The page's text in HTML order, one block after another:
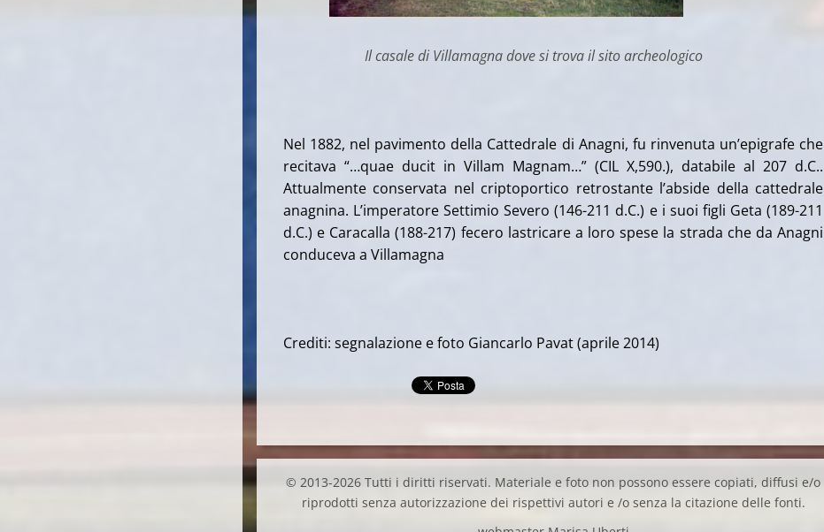
Il casale di Villamagna dove si trova il sito archeologico
Nel 1882, nel pavimento della Cattedrale di Anagni, fu rinvenuta un’epigrafe che
recitava “…quae ducit in Villam Magnam…” (CIL X,590.), databile al 207 d.C..
Attualmente conservata nel criptoportico retrostante l’abside della cattedrale
anagnina. L’imperatore Settimio Severo (146-211 d.C.) e i suoi figli Geta (189-211
d.C.) e Caracalla (188-217) fecero lastricare a loro spese la strada che da Anagni
conduceva a Villamagna
Crediti: segnalazione e foto Giancarlo Pavat (aprile 2014)
© 2013-2026 Tutti i diritti riservati. Materiale e foto non possono essere copiati, diffusi e/o
riprodotti senza autorizzazione dei rispettivi autori e /o senza la citazione delle fonti.